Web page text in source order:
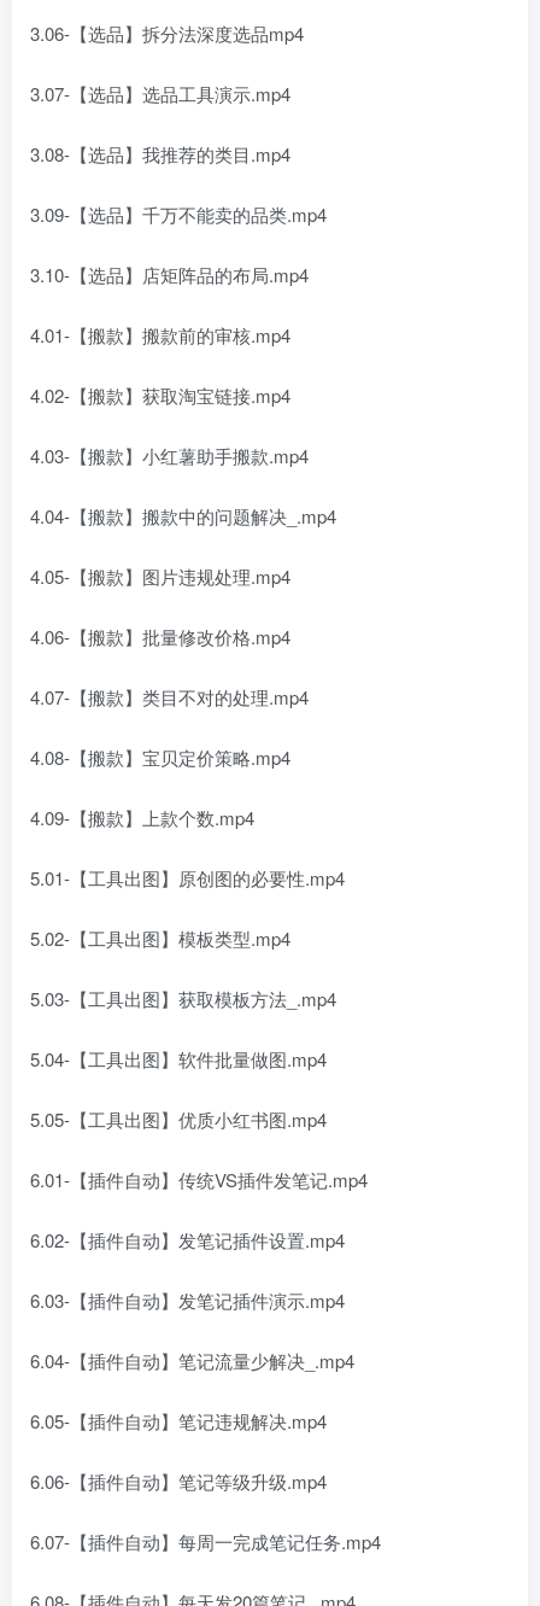
3.06-【选品】拆分法深度选品mp4
3.07-【选品】选品工具演示.mp4
3.08-【选品】我推荐的类目.mp4
3.09-【选品】千万不能卖的品类.mp4
3.10-【选品】店矩阵品的布局.mp4
4.01-【搬款】搬款前的审核.mp4
4.02-【搬款】获取淘宝链接.mp4
4.03-【搬款】小红薯助手搬款.mp4
4.04-【搬款】搬款中的问题解决_.mp4
4.05-【搬款】图片违规处理.mp4
4.06-【搬款】批量修改价格.mp4
4.07-【搬款】类目不对的处理.mp4
4.08-【搬款】宝贝定价策略.mp4
4.09-【搬款】上款个数.mp4
5.01-【工具出图】原创图的必要性.mp4
5.02-【工具出图】模板类型.mp4
5.03-【工具出图】获取模板方法_.mp4
5.04-【工具出图】软件批量做图.mp4
5.05-【工具出图】优质小红书图.mp4
6.01-【插件自动】传统VS插件发笔记.mp4
6.02-【插件自动】发笔记插件设置.mp4
6.03-【插件自动】发笔记插件演示.mp4
6.04-【插件自动】笔记流量少解决_.mp4
6.05-【插件自动】笔记违规解决.mp4
6.06-【插件自动】笔记等级升级.mp4
6.07-【插件自动】每周一完成笔记任务.mp4